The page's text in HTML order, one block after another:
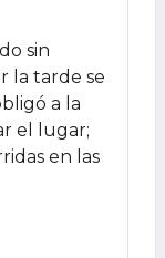
sin
la tarde se
a la
el lugar;
en las